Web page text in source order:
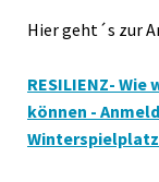
Hier geht´s zur
RESILIENZ-
können -
Winterspielplatz